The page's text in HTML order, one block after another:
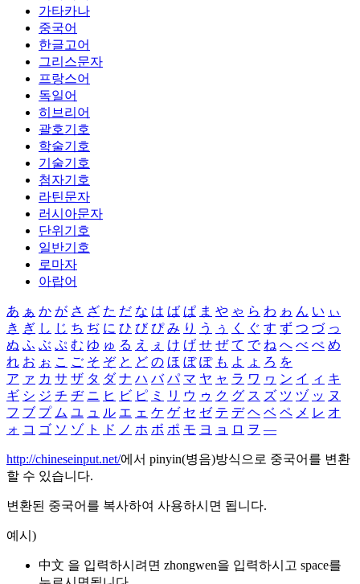
가타카나
중국어
한글고어
그리스문자
프랑스어
독일어
히브리어
괄호기호
학술기호
기술기호
첨자기호
라틴문자
러시아문자
단위기호
일반기호
로마자
아랍어
あ ぁ か が さ ざ た だ な は ば ぱ ま や ゃ ら わ ゎ ん い ぃ
き ぎ し じ ち ぢ に ひ び ぴ み り う ぅ く ぐ す ず つ づ っ
ぬ ふ ぶ ぷ む ゆ ゅ る え ぇ け げ せ ぜ て で ね へ べ ぺ め
れ お ぉ こ ご そ ぞ と ど の ほ ぼ ぽ も よ ょ ろ を
ア ァ カ サ ザ タ ダ ナ ハ バ パ マ ヤ ャ ラ ワ ヮ ン イ ィ キ
ギ シ ジ チ ヂ ニ ヒ ビ ピ ミ リ ウ ゥ ク グ ス ズ ツ ヅ ッ ヌ
フ ブ プ ム ユ ュ ル エ ェ ケ ゲ セ ゼ テ デ ヘ ベ ペ メ レ オ
ォ コ ゴ ソ ゾ ト ド ノ ホ ボ ポ モ ヨ ョ ロ ヲ ―
http://chineseinput.net/에서 pinyin(병음)방식으로 중국어를 변환
할 수 있습니다.
변환된 중국어를 복사하여 사용하시면 됩니다.
예시)
中文 을 입력하시려면 zhongwen을 입력하시고 space를